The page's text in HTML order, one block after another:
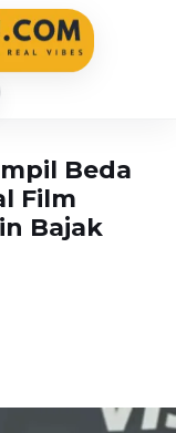
Beda
Film
Bajak